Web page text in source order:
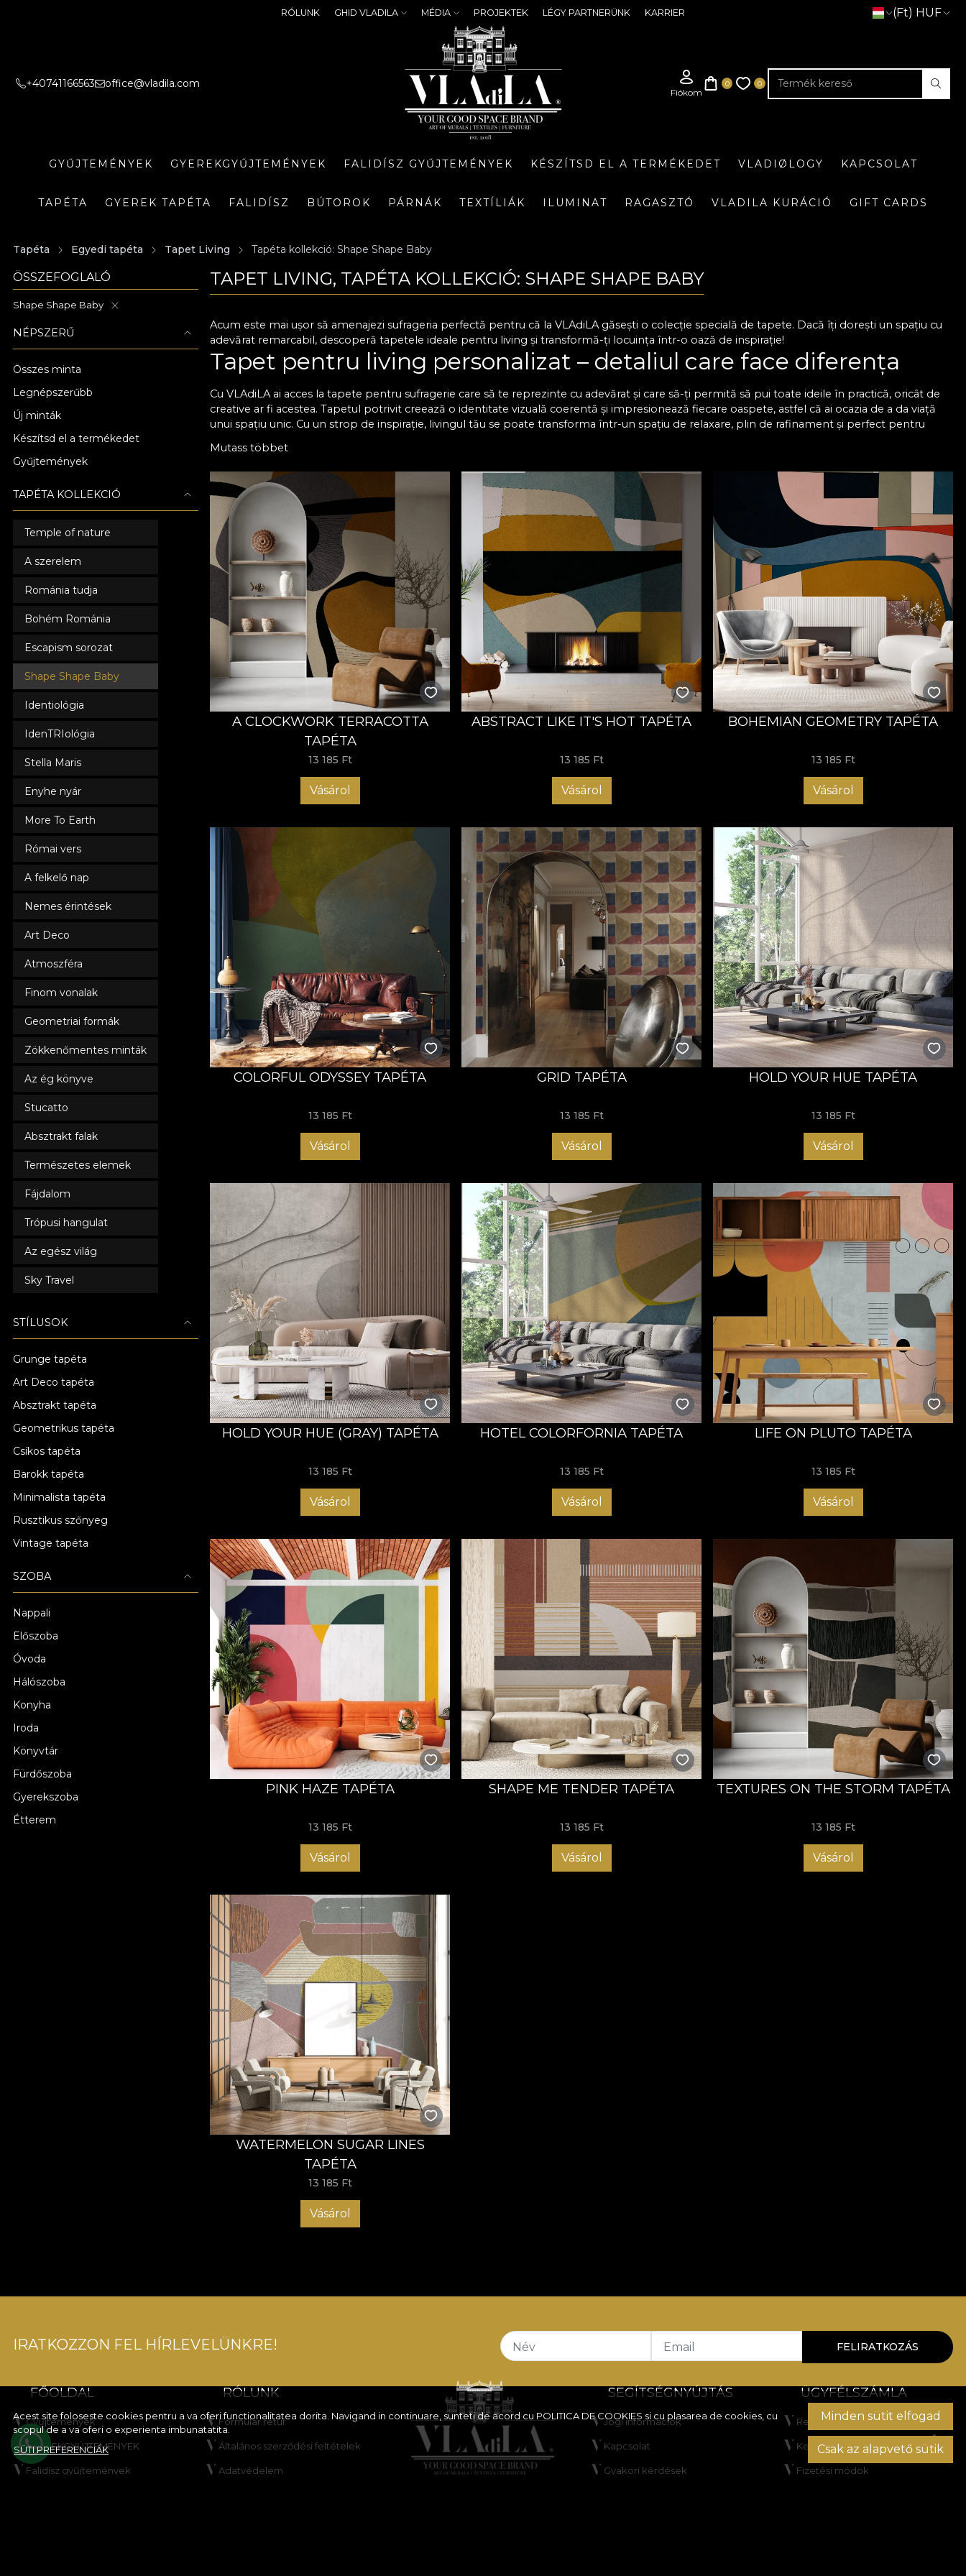
RÓLUNK GHID VLADILA MÉDIA PROJEKTEK LÉGY PARTNERÜNK KARRIER (Ft) HUF
+40741166563 office@vladila.com
GYŰJTEMÉNYEK GYEREKGYŰJTEMÉNYEK FALIDÍSZ GYŰJTEMÉNYEK KÉSZÍTSD EL A TERMÉKEDET VLADIØLOGY KAPCSOLAT
TAPÉTA GYEREK TAPÉTA FALIDÍSZ BÚTOROK PÁRNÁK TEXTÍLIÁK ILUMINAT RAGASZTÓ VLADILA KURÁCIÓ GIFT CARDS
Tapéta Egyedi tapéta Tapet Living Tapéta kollekció: Shape Shape Baby
ÖSSZEFOGLALÓ
Shape Shape Baby
NÉPSZERŰ
Összes minta
Legnépszerűbb
Új minták
Készítsd el a termékedet
Gyűjtemények
TAPÉTA KOLLEKCIÓ
Temple of nature
A szerelem
Románia tudja
Bohém Románia
Escapism sorozat
Shape Shape Baby
Identiológia
IdenTRIológia
Stella Maris
Enyhe nyár
More To Earth
Római vers
A felkelő nap
Nemes érintések
Art Deco
Atmoszféra
Finom vonalak
Geometriai formák
Zökkenőmentes minták
Az ég könyve
Stucatto
Absztrakt falak
Természetes elemek
Fájdalom
Trópusi hangulat
Az egész világ
Sky Travel
STÍLUSOK
Grunge tapéta
Art Deco tapéta
Absztrakt tapéta
Geometrikus tapéta
Csíkos tapéta
Barokk tapéta
Minimalista tapéta
Rusztikus szőnyeg
Vintage tapéta
SZOBA
Nappali
Előszoba
Óvoda
Hálószoba
Konyha
Iroda
Könyvtár
Fürdőszoba
Gyerekszoba
Étterem
TAPET LIVING, TAPÉTA KOLLEKCIÓ: SHAPE SHAPE BABY
Acum este mai ușor să amenajezi sufrageria perfectă pentru că la VLAdiLA găsești o colecție specială de tapete. Dacă îți dorești un spațiu cu
adevărat remarcabil, descoperă tapetele ideale pentru living și transformă-ți locuința într-o oază de inspirație!
Tapet pentru living personalizat – detaliul care face diferența
Cu VLAdiLA ai acces la tapete pentru sufragerie care să te reprezinte cu adevărat și care să-ți permită să pui toate ideile în practică, oricât de
creative ar fi acestea. Tapetul potrivit creează o identitate vizuală coerentă și impresionează fiecare oaspete, astfel că ai ocazia de a da viață
unui spațiu unic. Cu un strop de inspirație, livingul tău se poate transforma într-un spațiu de relaxare, plin de rafinament și perfect pentru
care să se potrivească impecabil cu decorul existent. Fiecare design se poate personaliza în funcție de dimensiunile pereților pentru a se
îmbina armonios, fără compromisuri. Modelele de tapet living nu doar că au un aspect rafinat, dar sunt și foarte rezistente, astfel că trec cu
brio testul timpului și se păstrează impecabile de-a lungul anilor.
Atmosferă deosebită cu tapetul pentru sufragerie VLAdiLA
Toate tapetele noastre pentru sufragerie sunt concepute să reziste la uzură și își păstrează aspectul impecabil pe termen lung. Oricare ar fi
preferințele tale în materie de design, cu noi ai certitudinea că vei găsi modelul perfect, care arată impecabil și se potrivește în orice spațiu.
Acum poți să-i oferi un nou aspect livingului tău, fără să fie necesare proceduri complicate, deoarece totul este mult mai simplu, mai rapid și
mai comod. Nu mai rămâne decât să adaugi tu acea notă unică. Alege tapetele moderne pentru living VLAdiLA și bucură-te de un ambient
cu adevărat special! Te așteptăm cu modele unice, create să inspire! Descoperă acum colecția noastră de tapete și transformă-ți sufrageria
într-un loc memorabil, care să impresioneze orice vizitator!
Mutass többet
A CLOCKWORK TERRACOTTA
TAPÉTA
13 185 Ft
Vásárol
ABSTRACT LIKE IT'S HOT TAPÉTA
13 185 Ft
Vásárol
BOHEMIAN GEOMETRY TAPÉTA
13 185 Ft
Vásárol
COLORFUL ODYSSEY TAPÉTA
13 185 Ft
Vásárol
GRID TAPÉTA
13 185 Ft
Vásárol
HOLD YOUR HUE TAPÉTA
13 185 Ft
Vásárol
HOLD YOUR HUE (GRAY) TAPÉTA
13 185 Ft
Vásárol
HOTEL COLORFORNIA TAPÉTA
13 185 Ft
Vásárol
LIFE ON PLUTO TAPÉTA
13 185 Ft
Vásárol
PINK HAZE TAPÉTA
13 185 Ft
Vásárol
SHAPE ME TENDER TAPÉTA
13 185 Ft
Vásárol
TEXTURES ON THE STORM TAPÉTA
13 185 Ft
Vásárol
WATERMELON SUGAR LINES
TAPÉTA
13 185 Ft
Vásárol
Acest site foloseste cookies pentru a va oferi functionalitatea dorita. Navigand in continuare, sunteti de acord cu POLITICA DE COOKIES si cu plasarea de cookies, cu
scopul de a va oferi o experienta imbunatatita.
SÜTI PREFERENCIÁK
Minden sütit elfogad
Csak az alapvető sütik
IRATKOZZON FEL HÍRLEVELÜNKRE! Név Email FELIRATKOZÁS
FŐOLDAL
Gyűjtemények
GYEREKGYŰJTEMÉNYEK
Falidísz gyűjtemények
RÓLUNK
Formular retur
Általános szerződési feltételek
Adatvédelem
SEGÍTSÉGNYÚJTÁS
Jogi információk
Kapcsolat
Gyakori kérdések
ÜGYFÉLSZÁMLA
Rendelési előzmények
Kedvenc termékek
Fizetési módok